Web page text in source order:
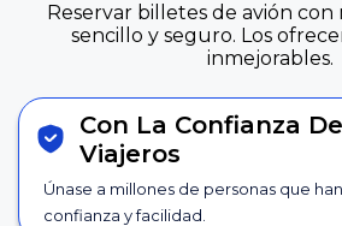
Reservar billetes de avión con
sencillo y seguro. Los
inmejorables.
Con La Confianza
Viajeros
Únase a millones de personas que
confianza y facilidad.